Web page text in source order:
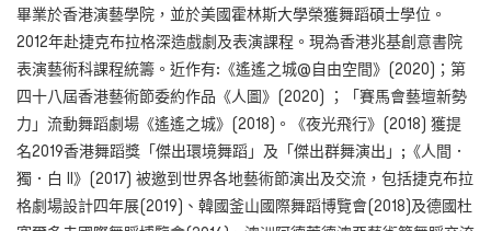
畢業於香港演藝學院，並於美國霍林斯大學榮獲舞蹈碩士學位。
2012年赴捷克布拉格深造戲劇及表演課程。現為香港兆基創意書院
表演藝術科課程統籌。近作有:《遙遙之城@自由空間》(2020)；第
四十八屆香港藝術節委約作品《人圖》(2020) ；「賽馬會藝壇新勢
力」流動舞蹈劇場《遙遙之城》(2018)。《夜光飛行》(2018) 獲提
名2019香港舞蹈獎「傑出環境舞蹈」及「傑出群舞演出」;《人間．
獨．白 II》(2017) 被邀到世界各地藝術節演出及交流，包括捷克布拉
格劇場設計四年展(2019)、韓國釜山國際舞蹈博覽會(2018)及德國杜